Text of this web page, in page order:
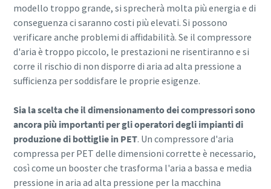
10 passaggi verso una produzione più
ecologica ed efficiente
modello troppo grande, si sprecherà molta più energia e di
conseguenza ci saranno costi più elevati. Si possono
verificare anche problemi di affidabilità. Se il compressore
d'aria è troppo piccolo, le prestazioni ne risentiranno e si
corre il rischio di non disporre di aria ad alta pressione a
sufficienza per soddisfare le proprie esigenze.
Sia la scelta che il dimensionamento dei compressori sono
ancora più importanti per gli operatori degli impianti di
produzione di bottiglie in PET. Un compressore d'aria
compressa per PET delle dimensioni corrette è necessario,
così come un booster che trasforma l'aria a bassa e media
pressione in aria ad alta pressione per la macchina